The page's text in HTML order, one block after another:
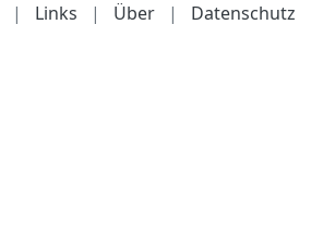
| Links | Über | Datenschutz